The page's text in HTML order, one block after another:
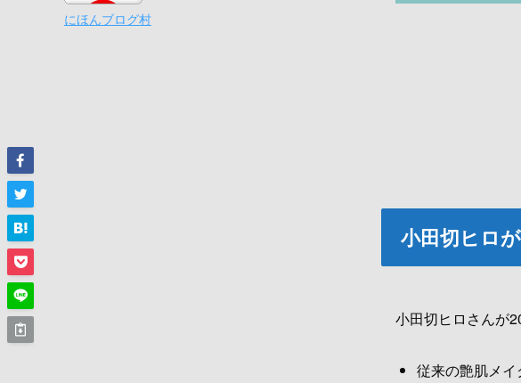
小田切ヒロ
小田切ヒロさんが
従来の艶肌メイ
にほんブログ村